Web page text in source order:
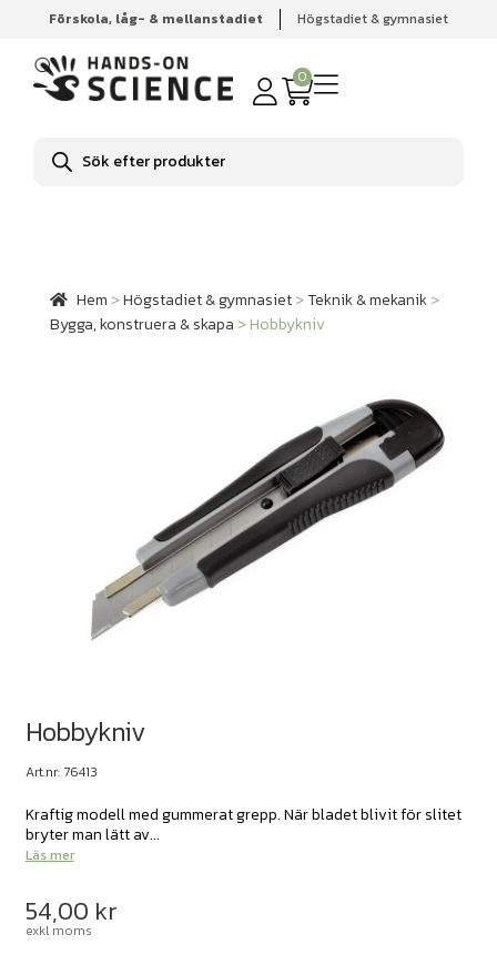
Förskola, låg- & mellanstadiet Högstadiet & gymnasiet
0
Produktsökning
Hem Högstadiet & gymnasiet Teknik & mekanik
Bygga,
konstruera & skapa
Hobbykniv
Hem >Högstadiet & gymnasiet>Teknik & mekanik>
Bygga, konstruera & skapa >Hobbykniv
Hobbykniv
Art.nr: 76413
Kraftig modell med gummerat grepp. När bladet blivit för slitet
bryter man lätt av...
Läs mer
54,00 kr
exkl moms